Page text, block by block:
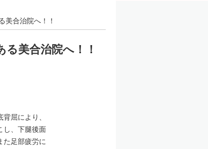
美合治院へ！！
美合治院へ！！
屈により、
し、下腿後面
た足部疲労に